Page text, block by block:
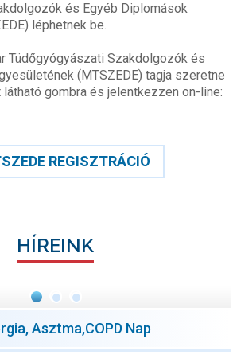
és Egyéb Diplomások
léphetnek be.
Tüdőgyógyászati Szakdolgozók és
(MTSZEDE) tagja szeretne
gombra és jelentkezzen on-line:
REGISZTRÁCIÓ
HÍREINK
Asztma,COPD Nap